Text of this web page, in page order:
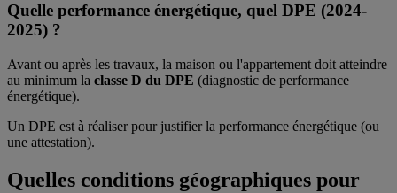
Quelle performance énergétique, quel DPE (2024-
2025) ?
Avant ou après les travaux, la maison ou l'appartement doit atteindre
au minimum la classe D du DPE (diagnostic de performance
énergétique).
Un DPE est à réaliser pour justifier la performance énergétique (ou
une attestation).
Quelles conditions géographiques pour